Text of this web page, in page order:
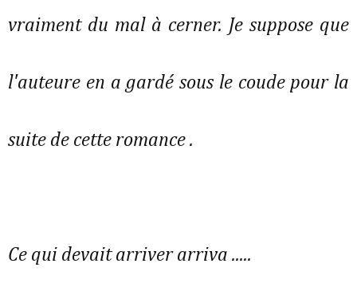
vraiment du mal à cerner. Je suppose que
l'auteure en a gardé sous le coude pour la
suite de cette romance .
Ce qui devait arriver arriva .....